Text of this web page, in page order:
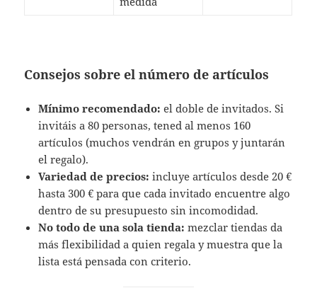
Consejos sobre el número de artículos
Mínimo recomendado: el doble de invitados. Si
invitáis a 80 personas, tened al menos 160
artículos (muchos vendrán en grupos y juntarán
el regalo).
Variedad de precios: incluye artículos desde 20 €
hasta 300 € para que cada invitado encuentre algo
dentro de su presupuesto sin incomodidad.
No todo de una sola tienda: mezclar tiendas da
más flexibilidad a quien regala y muestra que la
lista está pensada con criterio.